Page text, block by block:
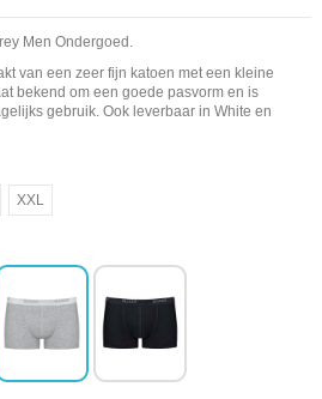
Men Ondergoed.
van een zeer fijn katoen met een kleine
bekend om een goede pasvorm en is
gebruik. Ook leverbaar in White en
XXL